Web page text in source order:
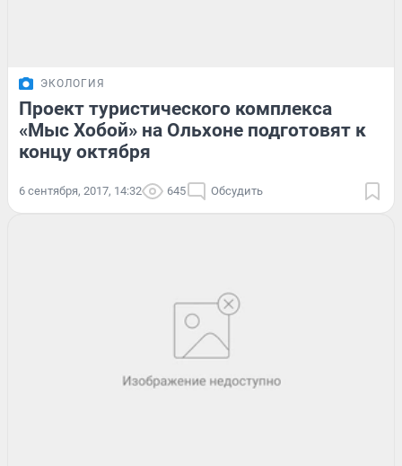
ЭКОЛОГИЯ
Проект туристического комплекса
«Мыс Хобой» на Ольхоне подготовят к
концу октября
6 сентября, 2017, 14:32 645 Обсудить